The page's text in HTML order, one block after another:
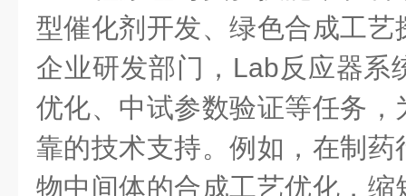
型催化剂开发、绿色合成工
企业研发部门，Lab反应器系
优化、中试参数验证等任务
靠的技术支持。例如，在制
物中间体的合成工艺优化，